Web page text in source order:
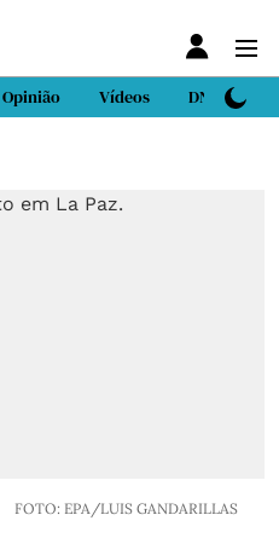
Opinião Vídeos DN Sport
FOTO: EPA/LUIS GANDARILLAS